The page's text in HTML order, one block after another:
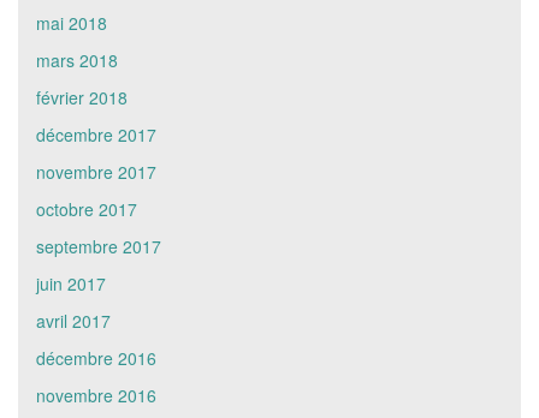
mai 2018
mars 2018
février 2018
décembre 2017
novembre 2017
octobre 2017
septembre 2017
juin 2017
avril 2017
décembre 2016
novembre 2016